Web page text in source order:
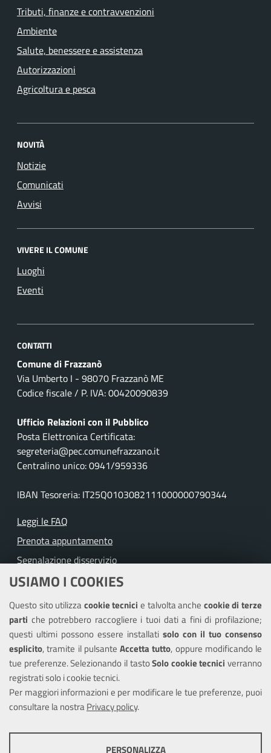
USIAMO I COOKIES
Questo sito utilizzacookie tecnicie talvolta anche cookie di terze
parti che potrebbero raccogliere i tuoi dati a fini di profilazione;
questi ultimi possono essere installati solo con il tuo consenso
esplicito, tramite il pulsante Accetta tutto, oppure modificando le
tue preferenze. Selezionando il tastoSolo cookie tecnici verranno
registrati solo i cookie tecnici.
Per maggiori informazioni e per modificare le tue preferenze, puoi
consultare la nostraPrivacy policy.
COOKIE TECNICI
PERSONALIZZA
Tributi, finanze e contravvenzioni
Ambiente
Salute, benessere e assistenza
Autorizzazioni
Agricoltura e pesca
NOVITÀ
Notizie
Comunicati
Avvisi
VIVERE IL COMUNE
Luoghi
Eventi
CONTATTI
Comune di Frazzanò
Via Umberto I - 98070 Frazzanò ME
Codice fiscale / P. IVA: 00420090839
Ufficio Relazioni con il Pubblico
Posta Elettronica Certificata:
segreteria@pec.comunefrazzano.it
Centralino unico: 0941/959336
IBAN Tesoreria: IT25Q0103082111000000790344
Leggi le FAQ
Prenota appuntamento
Segnalazione disservizio
Richiesta assistenza
Amministrazione trasparente
Informativa privacy
Note legali
Piano di miglioramento dei servizi
Dichiarazione di accessibilità